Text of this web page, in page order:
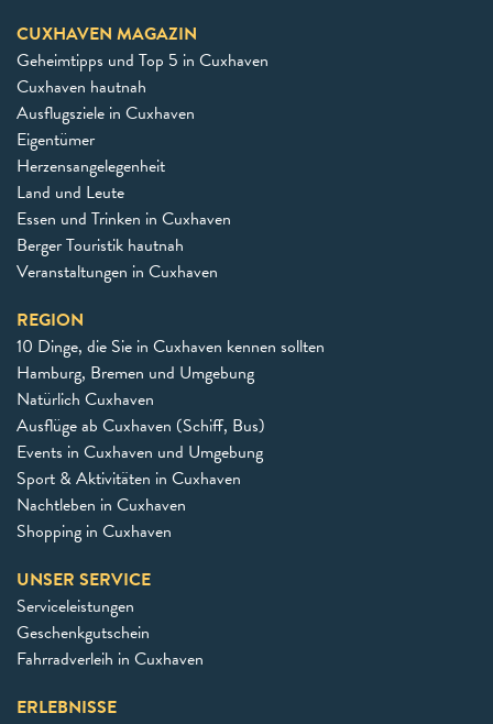
CUXHAVEN MAGAZIN
Geheimtipps und Top 5 in Cuxhaven
Cuxhaven hautnah
Ausflugsziele in Cuxhaven
Eigentümer
Herzensangelegenheit
Land und Leute
Essen und Trinken in Cuxhaven
Berger Touristik hautnah
Veranstaltungen in Cuxhaven
REGION
10 Dinge, die Sie in Cuxhaven kennen sollten
Hamburg, Bremen und Umgebung
Natürlich Cuxhaven
Ausflüge ab Cuxhaven (Schiff, Bus)
Events in Cuxhaven und Umgebung
Sport & Aktivitäten in Cuxhaven
Nachtleben in Cuxhaven
Shopping in Cuxhaven
UNSER SERVICE
Serviceleistungen
Geschenkgutschein
Fahrradverleih in Cuxhaven
ERLEBNISSE